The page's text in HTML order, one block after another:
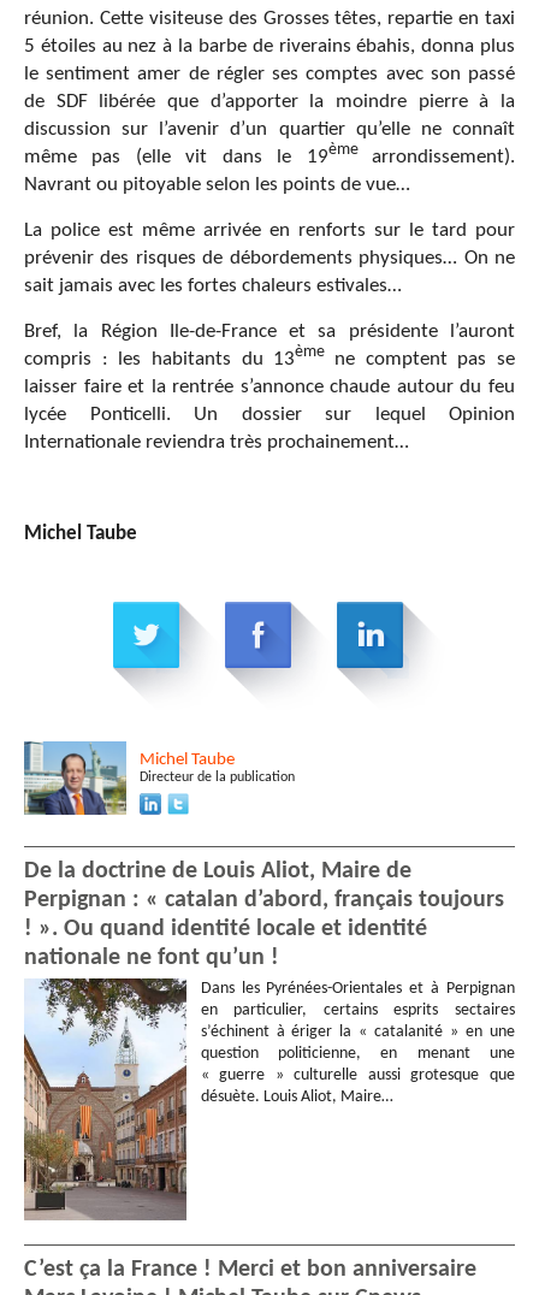
réunion. Cette visiteuse des Grosses têtes, repartie en taxi
5 étoiles au nez à la barbe de riverains ébahis, donna plus
le sentiment amer de régler ses comptes avec son passé
de SDF libérée que d’apporter la moindre pierre à la
discussion sur l’avenir d’un quartier qu’elle ne connaît
même pas (elle vit dans le 19ème arrondissement).
Navrant ou pitoyable selon les points de vue…
La police est même arrivée en renforts sur le tard pour
prévenir des risques de débordements physiques… On ne
sait jamais avec les fortes chaleurs estivales…
Bref, la Région Ile-de-France et sa présidente l’auront
compris : les habitants du 13ème ne comptent pas se
laisser faire et la rentrée s’annonce chaude autour du feu
lycée Ponticelli. Un dossier sur lequel Opinion
Internationale reviendra très prochainement…
Michel Taube
Michel Taube
Directeur de la publication
De la doctrine de Louis Aliot, Maire de
Perpignan : « catalan d’abord, français toujours
! ». Ou quand identité locale et identité
nationale ne font qu’un !
Dans les Pyrénées-Orientales et à Perpignan
en particulier, certains esprits sectaires
s’échinent à ériger la « catalanité » en une
question politicienne, en menant une
« guerre » culturelle aussi grotesque que
désuète. Louis Aliot, Maire…
C’est ça la France ! Merci et bon anniversaire